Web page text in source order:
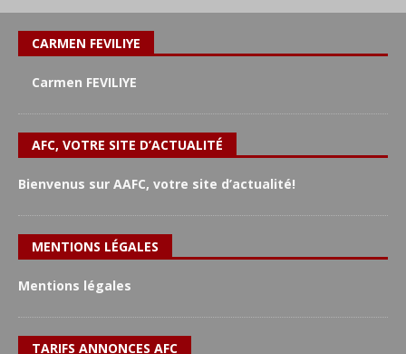
CARMEN FEVILIYE
Carmen FEVILIYE
AFC, VOTRE SITE D’ACTUALITÉ
Bienvenus sur AAFC, votre site d’actualité!
MENTIONS LÉGALES
Mentions légales
TARIFS ANNONCES AFC